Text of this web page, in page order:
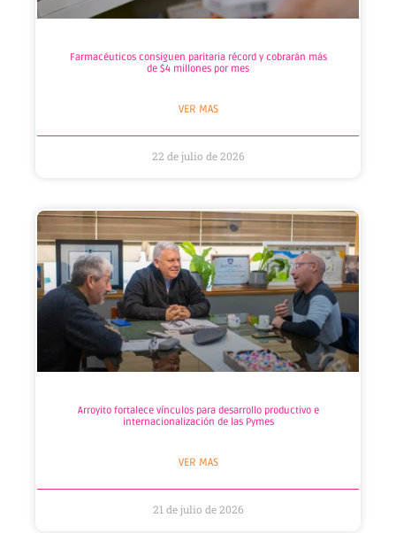
Farmacéuticos consiguen paritaria récord y cobrarán más
de $4 millones por mes
VER MAS
22 de julio de 2026
Arroyito fortalece vínculos para desarrollo productivo e
internacionalización de las Pymes
VER MAS
21 de julio de 2026